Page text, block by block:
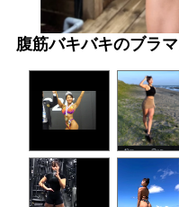
腹筋バキバキのブラ